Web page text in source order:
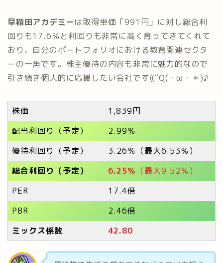
早稲田アカデミーは取得単価「991円」に対し総合利
回りも17.6％と利回りも非常に高く育ってきてくれて
おり、自分のポートフォリオにおける教育関連セクタ
ーの一角です。株主優待の内容も非常に魅力的なので
引き続き個人的に応援したい会社です((“Q(・ω・＊)♪
株価
1,839円
配当利回り（予定）
2.99％
優待利回り（予定）
3.26％（最大6.53％）
総合利回り（予定）
6.25％ （最大9.52％）
PER
17.4倍
PBR
2.46倍
ミックス係数
42.80